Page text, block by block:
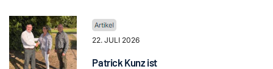
22. JULI 2026
Patrick Kunz ist